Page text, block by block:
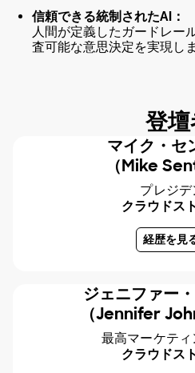
信頼できる統制されたAI：
人間が定義したガードレー
査可能な意思決定を実現しま
登
マイク・セ
（Mike
プレジデ
クラウドス
経歴を見
ジェニファー
（Jennifer
最高マーケテ
クラウドス